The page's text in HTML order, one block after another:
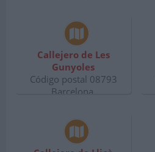
Callejero de Les
Gunyoles
Código postal 08793
Barcelona.